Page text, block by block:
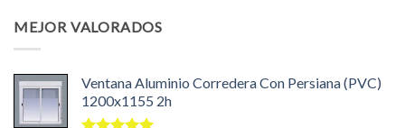
era:
MEJOR VALORADOS
Ventana Aluminio Corredera Con Persiana (PVC)
1200x1155 2h